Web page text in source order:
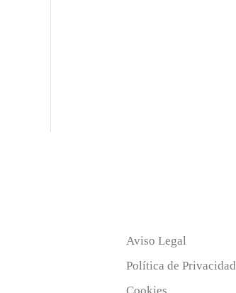
Aviso Legal
Política de Privacidad